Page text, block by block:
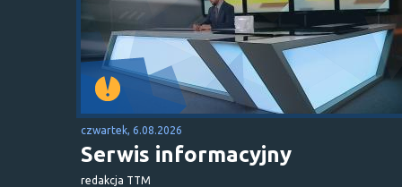
czwartek, 6.08.2026
Serwis informacyjny
redakcja TTM